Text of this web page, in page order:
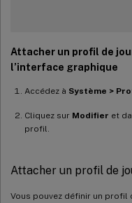
Attacher un profil de
l’interface graphique
Accédez à Système >
Cliquez sur Modifier et
profil.
Attacher un profil de
Vous pouvez définir un profil